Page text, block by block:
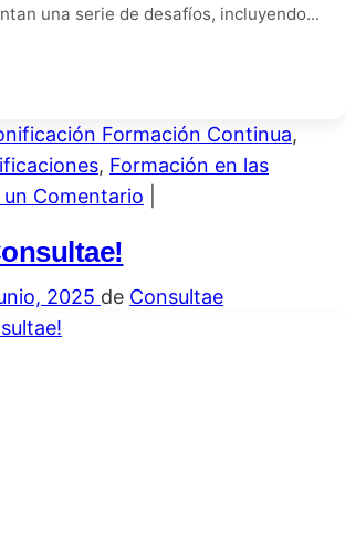
una serie de desafíos, incluyendo...
Formación Continua,
, Formación en las
un Comentario
2025 de Consultae